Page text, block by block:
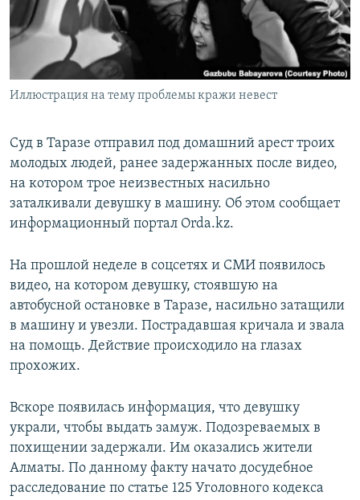
Иллюстрация на тему проблемы кражи невест
Суд в Таразе отправил под домашний арест троих
молодых людей, ранее задержанных после видео,
на котором трое неизвестных насильно
заталкивали девушку в машину. Об этом сообщает
информационный портал Оrda.kz.
На прошлой неделе в соцсетях и СМИ появилось
видео, на котором девушку, стоявшую на
автобусной остановке в Таразе, насильно затащили
в машину и увезли. Пострадавшая кричала и звала
на помощь. Действие происходило на глазах
прохожих.
Вскоре появилась информация, что девушку
украли, чтобы выдать замуж. Подозреваемых в
похищении задержали. Им оказались жители
Алматы. По данному факту начато досудебное
расследование по статье 125 Уголовного кодекса